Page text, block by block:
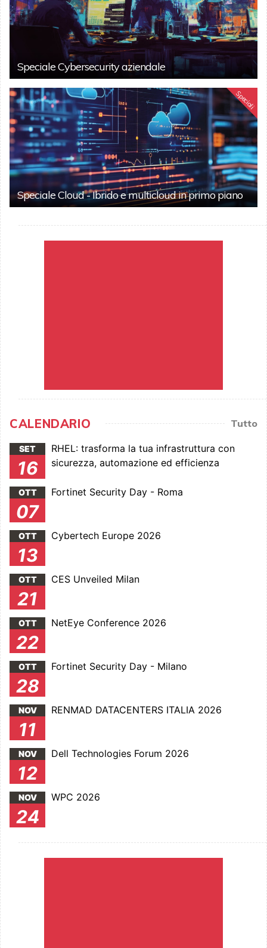
Speciale Cybersecurity aziendale
Speciali
Speciale Cloud - Ibrido e multicloud in primo piano
CALENDARIO Tutto
SET
16
RHEL: trasforma la tua infrastruttura con
sicurezza, automazione ed efficienza
OTT
07
Fortinet Security Day - Roma
OTT
13
Cybertech Europe 2026
OTT
21
CES Unveiled Milan
OTT
22
NetEye Conference 2026
OTT
28
Fortinet Security Day - Milano
NOV
11
RENMAD DATACENTERS ITALIA 2026
NOV
12
Dell Technologies Forum 2026
NOV
24
WPC 2026